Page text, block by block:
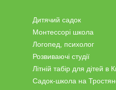
Дитячий садок
Монтессорі школа
Логопед, психолог
Розвиваючі студії
Літній табір для дітей в
Садок-школа на